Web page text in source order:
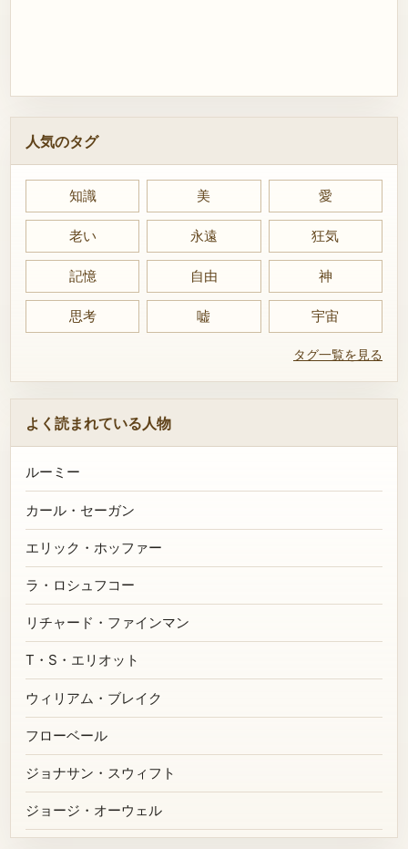
人気のタグ
知識 美 愛
老い 永遠 狂気
記憶 自由 神
思考 嘘 宇宙
タグ一覧を見る
よく読まれている人物
ルーミー
カール・セーガン
エリック・ホッファー
ラ・ロシュフコー
リチャード・ファインマン
T・S・エリオット
ウィリアム・ブレイク
フローベール
ジョナサン・スウィフト
ジョージ・オーウェル